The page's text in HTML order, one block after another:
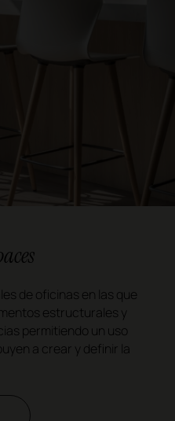
de oficinas en las que
estructurales y
permitiendo un uso
a crear y definir la